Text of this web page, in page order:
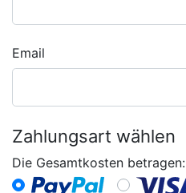
Email
Zahlungsart wählen
Die Gesamtkosten betragen: